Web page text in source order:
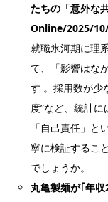
たちの「意外な
Online/2025/
就職氷河期に理
て、「影響はな
す 。採用数が少
度”など、統計に
「自己責任」
寧に検証するこ
でしょうか。
丸亀製麺が｢年